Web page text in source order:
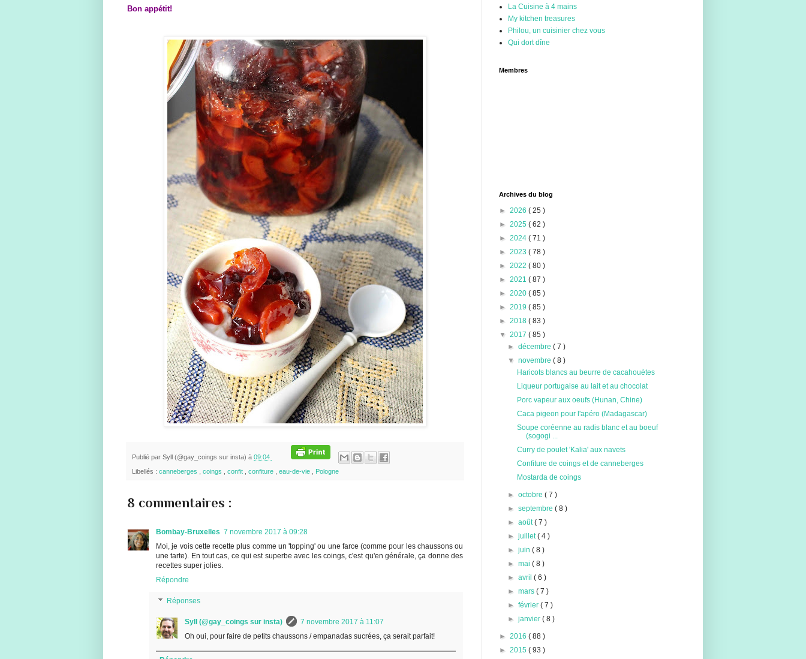
Bon appétit!
Publié par Syll (@gay_coings sur insta) à 09:04
Libellés : canneberges , coings , confit , confiture , eau-de-vie , Pologne
8 commentaires :
Bombay-Bruxelles 7 novembre 2017 à 09:28
Moi, je vois cette recette plus comme un 'topping' ou une farce (comme pour les chaussons ou
une tarte). En tout cas, ce qui est superbe avec les coings, c'est qu'en générale, ça donne des
recettes super jolies.
Répondre
Réponses
Syll (@gay_coings sur insta)
7 novembre 2017 à 11:07
Oh oui, pour faire de petits chaussons / empanadas sucrées, ça serait parfait!
La Cuisine à 4 mains
My kitchen treasures
Philou, un cuisinier chez vous
Qui dort dîne
Membres
Archives du blog
► 2026 ( 25 )
► 2025 ( 62 )
► 2024 ( 71 )
► 2023 ( 78 )
► 2022 ( 80 )
► 2021 ( 87 )
► 2020 ( 85 )
► 2019 ( 85 )
► 2018 ( 83 )
▼ 2017 ( 85 )
►décembre( 7 )
▼novembre( 8 )
Haricots blancs au beurre de cacahouètes
Liqueur portugaise au lait et au chocolat
Porc vapeur aux oeufs (Hunan, Chine)
Caca pigeon pour l'apéro (Madagascar)
Soupe coréenne au radis blanc et au boeuf
(sogogi ...
Curry de poulet 'Kalia' aux navets
Confiture de coings et de canneberges
Mostarda de coings
►octobre( 7 )
►septembre( 8 )
►août( 7 )
►juillet( 4 )
►juin( 8 )
►mai( 8 )
►avril( 6 )
►mars( 7 )
►février( 7 )
►janvier( 8 )
► 2016 ( 88 )
► 2015 ( 93 )